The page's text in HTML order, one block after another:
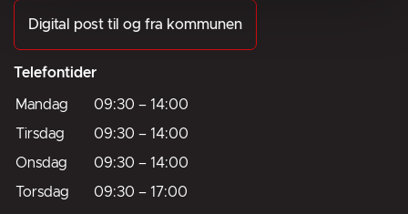
Digital post til og fra kommunen
Telefontider
Mandag 09:30 – 14:00
Tirsdag
09:30 – 14:00
Onsdag
09:30 – 14:00
Torsdag
09:30 – 17:00